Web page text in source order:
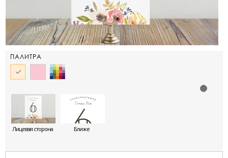
ПАЛИТРА
Лицевая сторона Ближе